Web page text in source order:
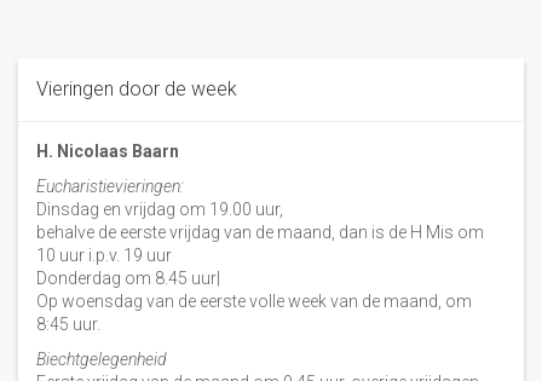
Vieringen door de week
H. Nicolaas Baarn
Eucharistievieringen:
Dinsdag en vrijdag om 19.00 uur,
behalve de eerste vrijdag van de maand, dan is de H Mis om
10 uur i.p.v. 19 uur
Donderdag om 8.45 uur|
Op woensdag van de eerste volle week van de maand, om
8:45 uur.
Biechtgelegenheid